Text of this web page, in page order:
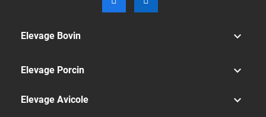
Elevage Bovin 
Elevage Porcin 
Elevage Avicole 